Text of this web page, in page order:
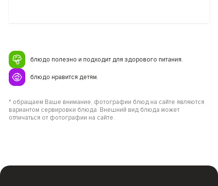
блюдо полезно и подходит для здорового питания.
блюдо нравится детям.
* обращаем Ваше внимание, фотографии блюд на сайте являются
вариантом сервировки блюда. Внешний вид блюда может
отличаться от фотографии на сайте.